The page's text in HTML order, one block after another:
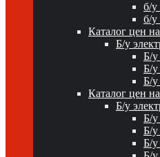
б/
б/
Каталог цен
Б/у
Б/
Б/у
Б/у
Каталог цен
Б/у
Б/у
Б/у
Б/у